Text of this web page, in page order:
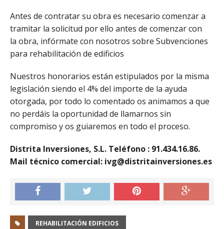
Antes de contratar su obra es necesario comenzar a
tramitar la solicitud por ello antes de comenzar con
la obra, infórmate con nosotros sobre Subvenciones
para rehabilitación de edificios
Nuestros honorarios están estipulados por la misma
legislación siendo el 4% del importe de la ayuda
otorgada, por todo lo comentado os animamos a que
no perdáis la oportunidad de llamarnos sin
compromiso y os guiaremos en todo el proceso.
Distrita Inversiones, S.L. Teléfono : 91.434.16.86.
Mail técnico comercial: ivg@distritainversiones.es
REHABILITACIÓN EDIFICIOS